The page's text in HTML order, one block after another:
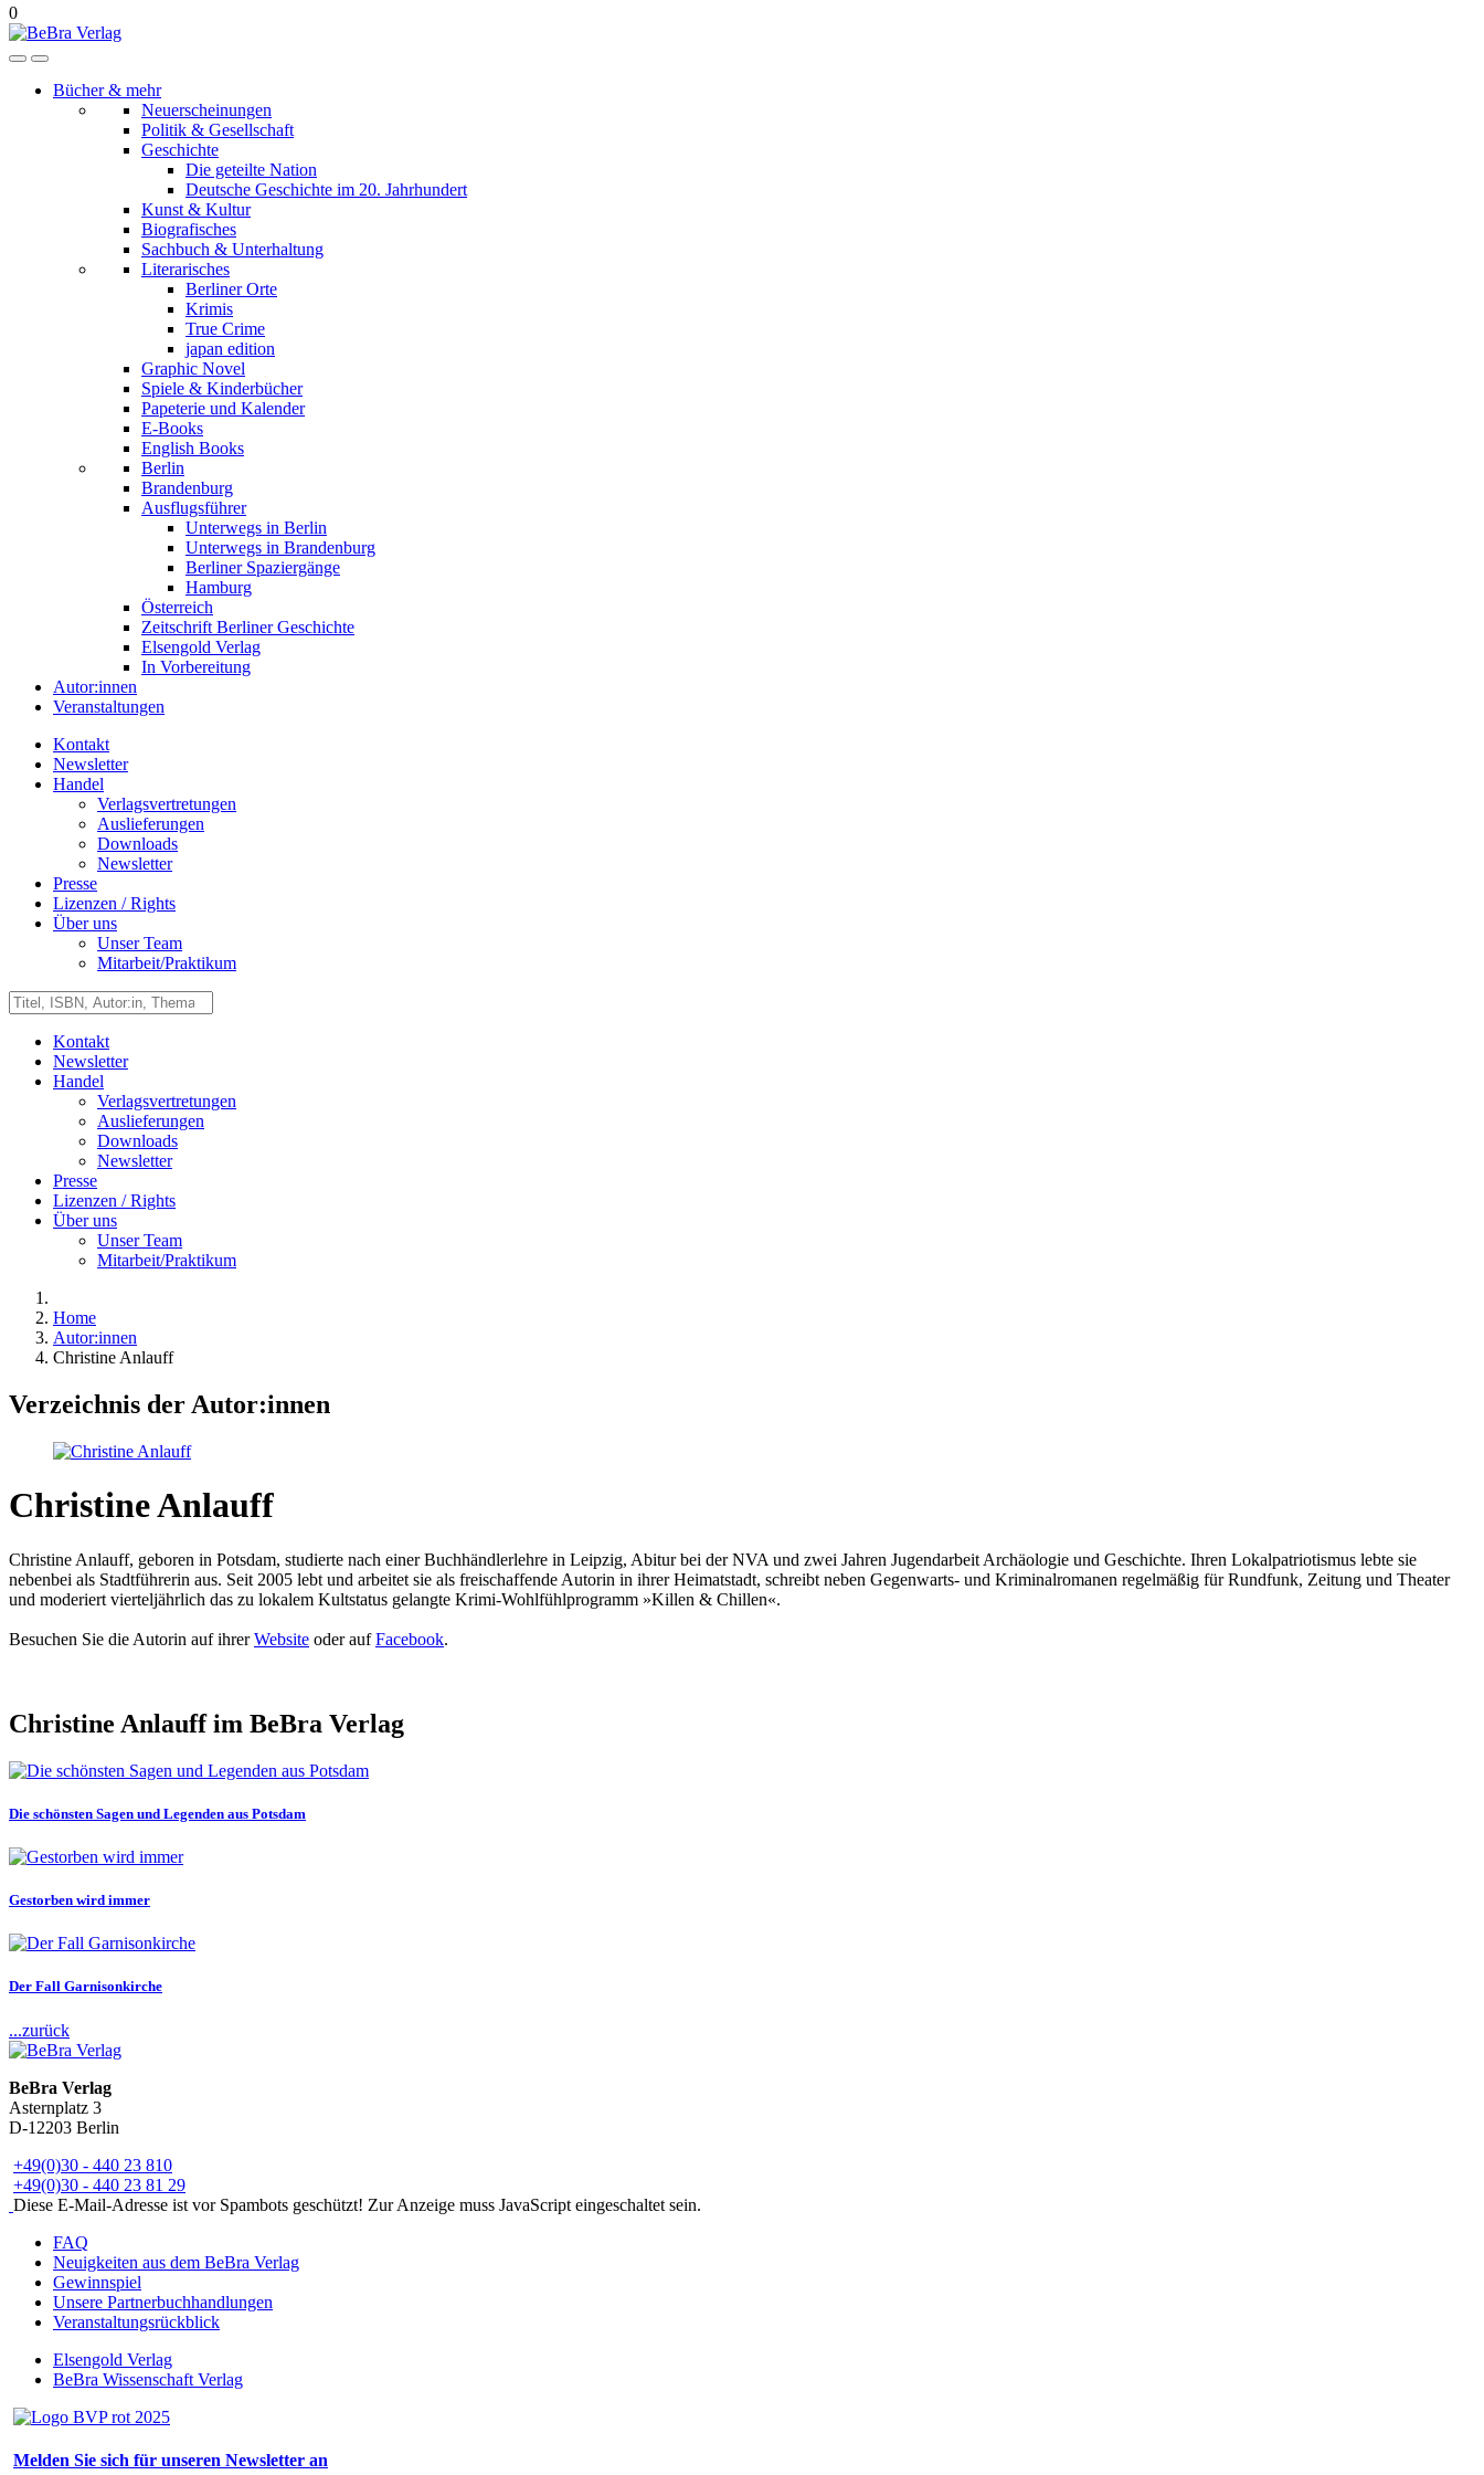
0
Bücher & mehr
Neuerscheinungen
Politik & Gesellschaft
Geschichte
Die geteilte Nation
Deutsche Geschichte im 20. Jahrhundert
Kunst & Kultur
Biografisches
Sachbuch & Unterhaltung
Literarisches
Berliner Orte
Krimis
True Crime
japan edition
Graphic Novel
Spiele & Kinderbücher
Papeterie und Kalender
E-Books
English Books
Berlin
Brandenburg
Ausflugsführer
Unterwegs in Berlin
Unterwegs in Brandenburg
Berliner Spaziergänge
Hamburg
Österreich
Zeitschrift Berliner Geschichte
Elsengold Verlag
In Vorbereitung
Autor:innen
Veranstaltungen
Kontakt
Newsletter
Handel
Verlagsvertretungen
Auslieferungen
Downloads
Newsletter
Presse
Lizenzen / Rights
Über uns
Unser Team
Mitarbeit/Praktikum
Kontakt
Newsletter
Handel
Verlagsvertretungen
Auslieferungen
Downloads
Newsletter
Presse
Lizenzen / Rights
Über uns
Unser Team
Mitarbeit/Praktikum
Home
Autor:innen
Christine Anlauff
Verzeichnis der Autor:innen
Christine Anlauff
Christine Anlauff, geboren in Potsdam, studierte nach einer Buchhändlerlehre in Leipzig, Abitur bei der NVA und zwei Jahren Jugendarbeit Archäologie und Geschichte. Ihren Lokalpatriotismus lebte sie
nebenbei als Stadtführerin aus. Seit 2005 lebt und arbeitet sie als freischaffende Autorin in ihrer Heimatstadt, schreibt neben Gegenwarts- und Kriminalromanen regelmäßig für Rundfunk, Zeitung und Theater
und moderiert vierteljährlich das zu lokalem Kultstatus gelangte Krimi-Wohlfühlprogramm »Killen & Chillen«.
Besuchen Sie die Autorin auf ihrerWebsite oder aufFacebook.
Christine Anlauff im BeBra Verlag
Die schönsten Sagen und Legenden aus Potsdam
Gestorben wird immer
Der Fall Garnisonkirche
...zurück
BeBra Verlag
Asternplatz 3
D-12203 Berlin
+49(0)30 - 440 23 810
+49(0)30 - 440 23 81 29
Diese E-Mail-Adresse ist vor Spambots geschützt! Zur Anzeige muss JavaScript eingeschaltet sein.
FAQ
Neuigkeiten aus dem BeBra Verlag
Gewinnspiel
Unsere Partnerbuchhandlungen
Veranstaltungsrückblick
Elsengold Verlag
BeBra Wissenschaft Verlag
Melden Sie sich für unseren Newsletter an